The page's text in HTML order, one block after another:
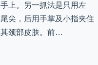
上。另一抓法是只用左
尖，后用手掌及小指夹住
颈部皮肤。前…